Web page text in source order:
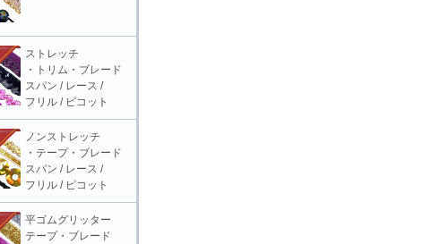
ストレッチ
・トリム・ブレード
スパン / レース /
フリル / ピコット
ノンストレッチ
・テープ・ブレード
スパン / レース /
フリル / ピコット
平ゴムグリッター
テープ・ブレード